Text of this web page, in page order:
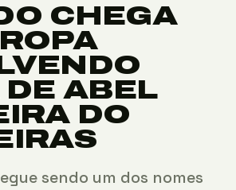
CHEGA
DE ABEL
DO
sendo um dos nomes